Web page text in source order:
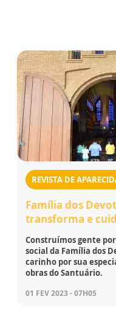
REVISTA DE
Família dos
transforma e
Construímos gente
social da Família dos
carinho por sua
obras do Santuário.
01 FEV 2023 - 07H05